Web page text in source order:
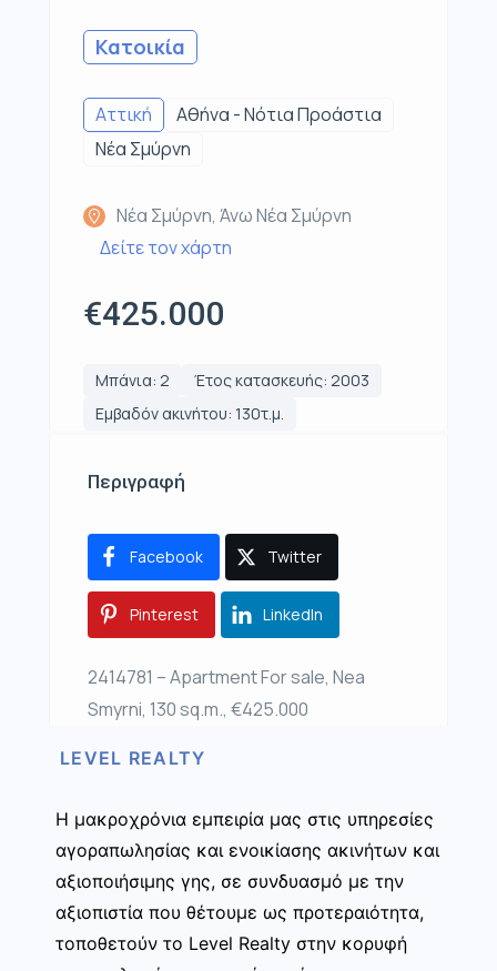
Κατοικία
Αττική
Αθήνα - Νότια Προάστια
Νέα Σμύρνη
Νέα Σμύρνη, Άνω Νέα Σμύρνη
Δείτε τον χάρτη
€425.000
Μπάνια: 2
Έτος κατασκευής: 2003
Εμβαδόν ακινήτου: 130τ.μ.
Περιγραφή
Facebook Twitter
Pinterest LinkedIn
2414781 – Apartment For sale, Nea
Smyrni, 130 sq.m., €425.000
LEVEL REALTY
Η μακροχρόνια εμπειρία μας στις υπηρεσίες
αγοραπωλησίας και ενοικίασης ακινήτων και
αξιοποιήσιμης γης, σε συνδυασμό με την
αξιοπιστία που θέτουμε ως προτεραιότητα,
τοποθετούν το Level Realty στην κορυφή